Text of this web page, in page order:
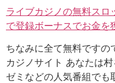
ライブカジノの無料スロ
で登録ボーナスでお金を
ちなみに全て無料ですの
カジノサイト あなたは
ゼミなどの人気番組でも